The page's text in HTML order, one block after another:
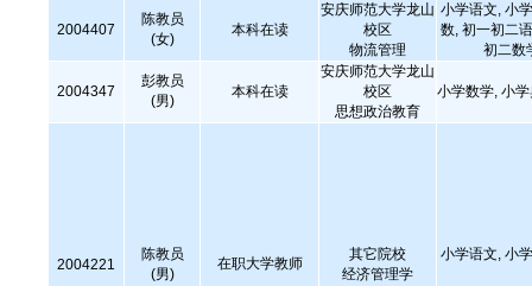
2004407
陈教员
(女)
本科在读
安庆师范大学龙山
校区
物流管理
小学语文, 小
数, 初一初二
初二数
2004347
彭教员
(男)
本科在读
安庆师范大学龙山
校区
思想政治教育
小学数学, 小
2004221
陈教员
(男)
在职大学教师
其它院校
经济管理学
小学语文, 小